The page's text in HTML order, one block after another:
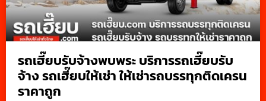
รถเฮี๊ยบรับจ้างพบพระ บริการรถเฮี๊ยบรับ
จ้าง รถเฮี๊ยบให้เช่า ให้เช่ารถบรรทุกติดเครน
ราคาถูก